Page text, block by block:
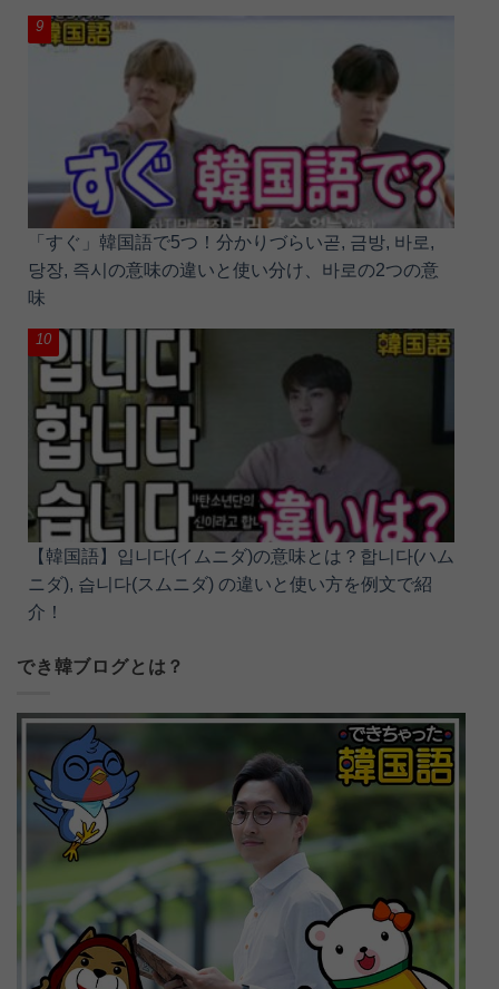
「すぐ」韓国語で5つ！分かりづらい곧, 금방, 바로,
당장, 즉시の意味の違いと使い分け、바로の2つの意
味
【韓国語】입니다(イムニダ)の意味とは？합니다(ハム
ニダ), 습니다(スムニダ) の違いと使い方を例文で紹
介！
でき韓ブログとは？